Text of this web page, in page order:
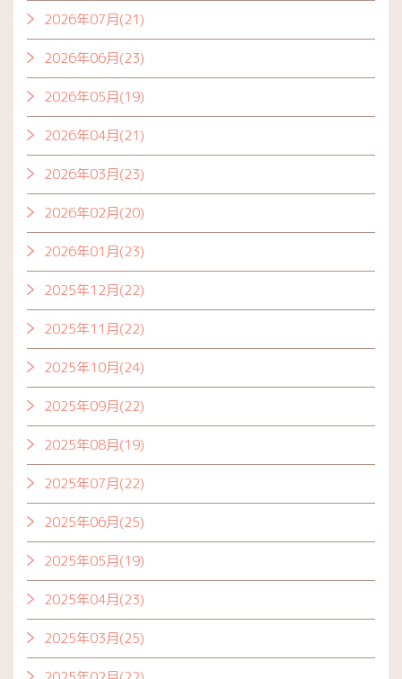
2026年07月(21)
2026年06月(23)
2026年05月(19)
2026年04月(21)
2026年03月(23)
2026年02月(20)
2026年01月(23)
2025年12月(22)
2025年11月(22)
2025年10月(24)
2025年09月(22)
2025年08月(19)
2025年07月(22)
2025年06月(25)
2025年05月(19)
2025年04月(23)
2025年03月(25)